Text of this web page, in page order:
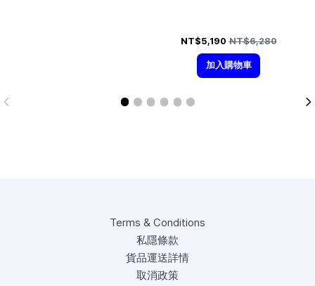
Special Price
NT$5,190 Regular Price
NT$6,280
加入購物車
Terms & Conditions
私隱條款
貨品運送詳情
取消政策